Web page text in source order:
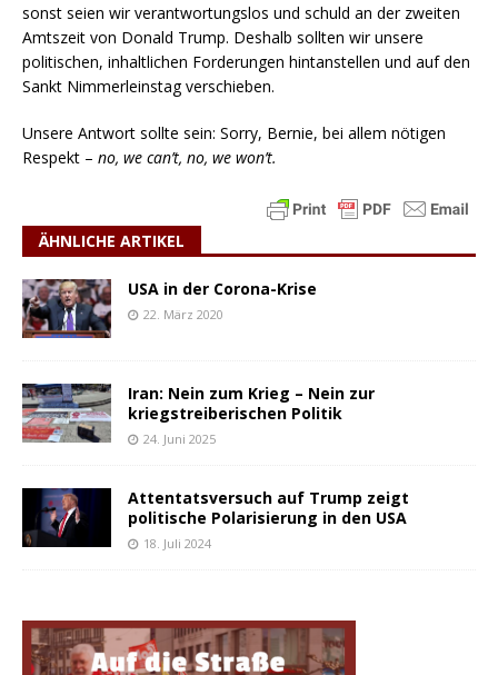
sonst seien wir verantwortungslos und schuld an der zweiten
Amtszeit von Donald Trump. Deshalb sollten wir unsere
politischen, inhaltlichen Forderungen hintanstellen und auf den
Sankt Nimmerleinstag verschieben.
Unsere Antwort sollte sein: Sorry, Bernie, bei allem nötigen
Respekt – no, we can’t, no, we won’t.
ÄHNLICHE ARTIKEL
USA in der Corona-Krise
22. März 2020
Iran: Nein zum Krieg – Nein zur
kriegstreiberischen Politik
24. Juni 2025
Attentatsversuch auf Trump zeigt
politische Polarisierung in den USA
18. Juli 2024